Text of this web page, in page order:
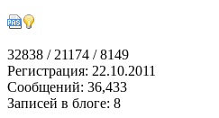
32838 / 21174 / 8149
Регистрация: 22.10.2011
Сообщений: 36,433
Записей в блоге: 8